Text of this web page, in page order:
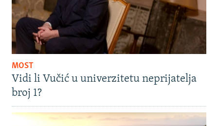
MOST
Vidi li Vučić u univerzitetu neprijatelja
broj 1?